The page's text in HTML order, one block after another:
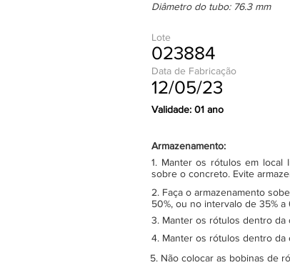
Diâmetro do tubo: 76.3 mm
Lote
023884
Data de Fabricação
12/05/23
Validade: 01 ano
Armazenamento:
1. Manter os rótulos em local
sobre o concreto. Evite
2. Faça o armazenamento
50%, ou no intervalo de 35% a
3. Manter os rótulos dentro da
4. Manter os rótulos dentro da
5. Não colocar as bobinas de